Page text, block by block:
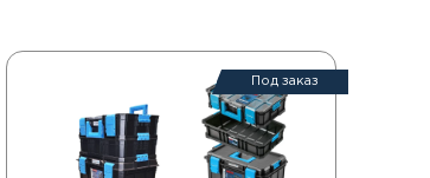
Под заказ